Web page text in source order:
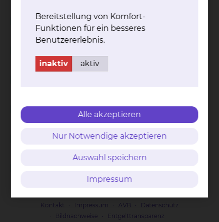
Spirituelle Begleitung
Ethische Fallbesprechungen
Unterricht an der Krankenpflegeschule und
im Bildungszentrum
Kontakt Impressum AVB
Datenschutz
Bildnachweise
Entgelttransparenz
Bereitstellung von Komfort-
Funktionen für ein besseres
Benutzererlebnis.
inaktiv aktiv
Alle akzeptieren
Nur Notwendige akzeptieren
Auswahl speichern
Impressum